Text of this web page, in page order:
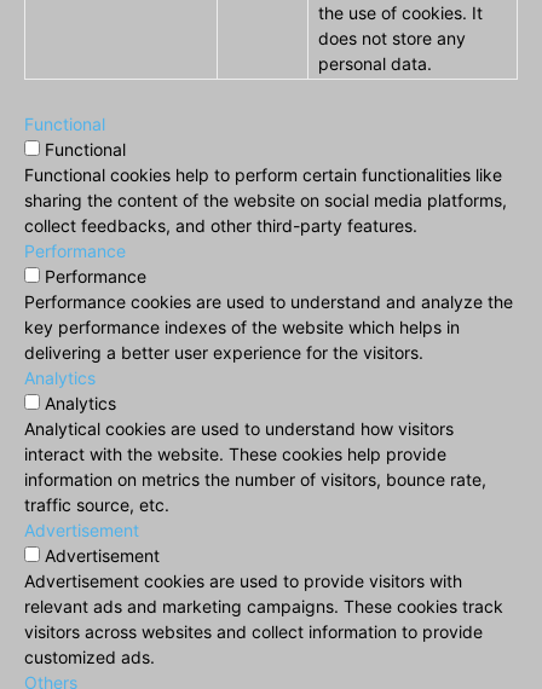
the use of cookies. It
does not store any
personal data.
Functional
Functional
Functional cookies help to perform certain functionalities like
sharing the content of the website on social media platforms,
collect feedbacks, and other third-party features.
Performance
Performance
Performance cookies are used to understand and analyze the
key performance indexes of the website which helps in
delivering a better user experience for the visitors.
Analytics
Analytics
Analytical cookies are used to understand how visitors
interact with the website. These cookies help provide
information on metrics the number of visitors, bounce rate,
traffic source, etc.
Advertisement
Advertisement
Advertisement cookies are used to provide visitors with
relevant ads and marketing campaigns. These cookies track
visitors across websites and collect information to provide
customized ads.
Others